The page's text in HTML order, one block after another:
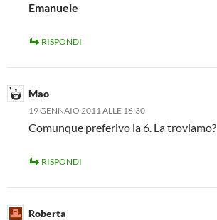
Emanuele
RISPONDI
Mao
19 GENNAIO 2011 ALLE 16:30
Comunque preferivo la 6. La troviamo?
RISPONDI
Roberta